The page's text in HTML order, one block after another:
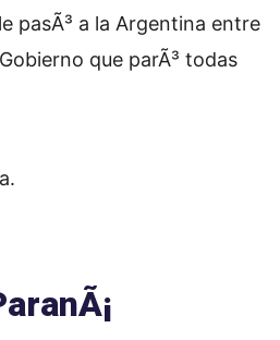
pasÃ³ a la Argentina entre
que parÃ³ todas